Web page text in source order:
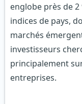
englobe près de
indices de pays,
marchés
investisseurs
principalement
entreprises.